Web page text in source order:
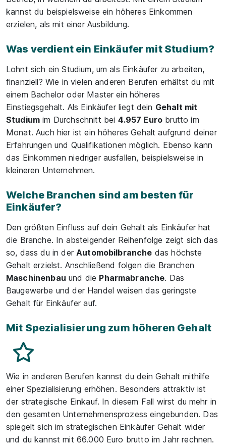
kannst du beispielsweise ein höheres Einkommen
erzielen, als mit einer Ausbildung.
Was verdient ein Einkäufer mit Studium?
Lohnt sich ein Studium, um als Einkäufer zu arbeiten,
finanziell? Wie in vielen anderen Berufen erhältst du mit
einem Bachelor oder Master ein höheres
Einstiegsgehalt. Als Einkäufer liegt dein Gehalt mit
Studium im Durchschnitt bei 4.957 Euro brutto im
Monat. Auch hier ist ein höheres Gehalt aufgrund deiner
Erfahrungen und Qualifikationen möglich. Ebenso kann
das Einkommen niedriger ausfallen, beispielsweise in
kleineren Unternehmen.
Welche Branchen sind am besten für
Einkäufer?
Den größten Einfluss auf dein Gehalt als Einkäufer hat
die Branche. In absteigender Reihenfolge zeigt sich das
so, dass du in derAutomobilbranche das höchste
Gehalt erzielst. Anschließend folgen die Branchen
Maschinenbau und die Pharmabranche. Das
Baugewerbe und der Handel weisen das geringste
Gehalt für Einkäufer auf.
Mit Spezialisierung zum höheren Gehalt
Wie in anderen Berufen kannst du dein Gehalt mithilfe
einer Spezialisierung erhöhen. Besonders attraktiv ist
der strategische Einkauf. In diesem Fall wirst du mehr in
den gesamten Unternehmensprozess eingebunden. Das
spiegelt sich im strategischen Einkäufer Gehalt wider
und du kannst mit 66.000 Euro brutto im Jahr rechnen.